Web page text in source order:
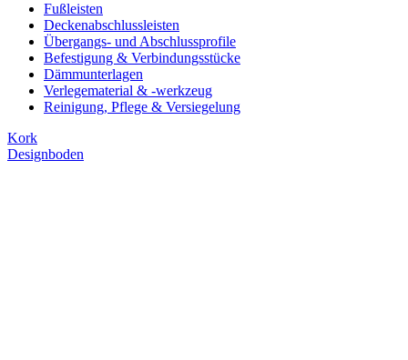
Fußleisten
Deckenabschlussleisten
Übergangs- und Abschlussprofile
Befestigung & Verbindungsstücke
Dämmunterlagen
Verlegematerial & -werkzeug
Reinigung, Pflege & Versiegelung
Kork
Designboden